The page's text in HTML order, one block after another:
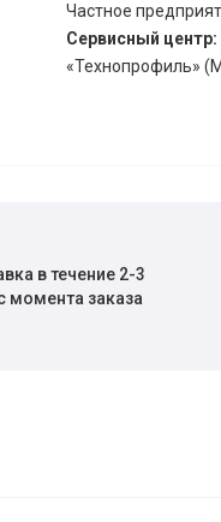
Частное
Сервисный центр:
«Технопрофиль»
в течение 2-3
момента заказа